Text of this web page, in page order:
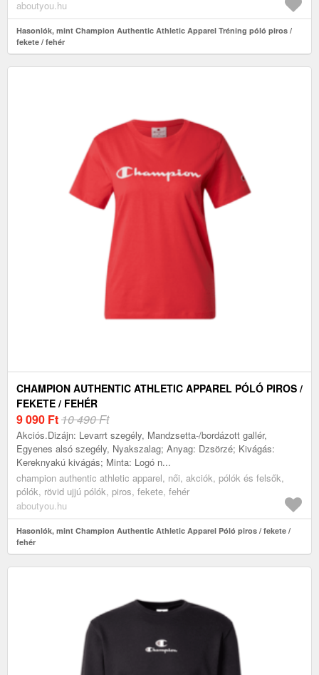
aboutyou.hu
Hasonlók, mint Champion Authentic Athletic Apparel Tréning póló piros /
fekete / fehér
CHAMPION AUTHENTIC ATHLETIC APPAREL PÓLÓ PIROS /
FEKETE / FEHÉR
9 090 Ft10 490 Ft
Akciós.Dizájn: Levarrt szegély, Mandzsetta-/bordázott gallér,
Egyenes alsó szegély, Nyakszalag; Anyag: Dzsörzé; Kivágás:
Kereknyakú kivágás; Minta: Logó n...
champion authentic athletic apparel, női, akciók, pólók és felsők,
pólók, rövid ujjú pólók, piros, fekete, fehér
aboutyou.hu
Hasonlók, mint Champion Authentic Athletic Apparel Póló piros / fekete /
fehér